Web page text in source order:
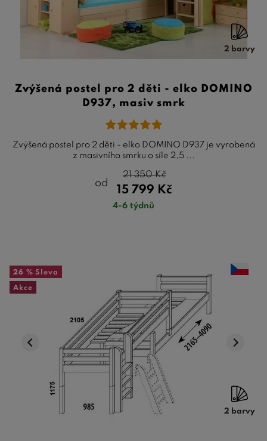
2 barvy
Zvýšená postel pro 2 děti - elko DOMINO
D937, masiv smrk
Zvýšená postel pro 2 děti - elko DOMINO D937 je vyrobená
z masivního smrku o síle 2,5 ...
od
15 799 Kč
21 350Kč
4-6 týdnů
26 % Sleva
Akce
2 barvy